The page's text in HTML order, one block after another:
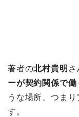
著者の北村貴明 さ
ーが契約関係で働
うな場所、つまり
す。